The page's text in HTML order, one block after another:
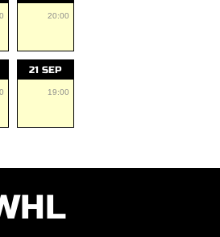
20:00
21 SEP
19:00